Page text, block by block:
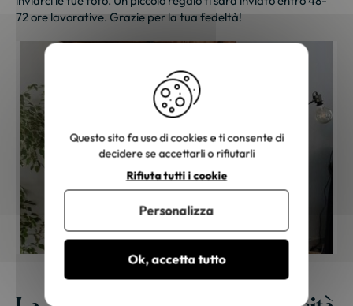
72 ore lavorative. Grazie per la tua fedeltà!
Questo sito fa uso di cookies e ti consente di
decidere se accettarli o rifiutarli
Ok, accetta tutto
Rifiuta tutti i cookie
Personalizza